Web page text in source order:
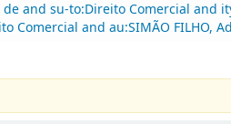
and su-to:Direito Comercial and
Comercial and au:SIMÃO FILHO,